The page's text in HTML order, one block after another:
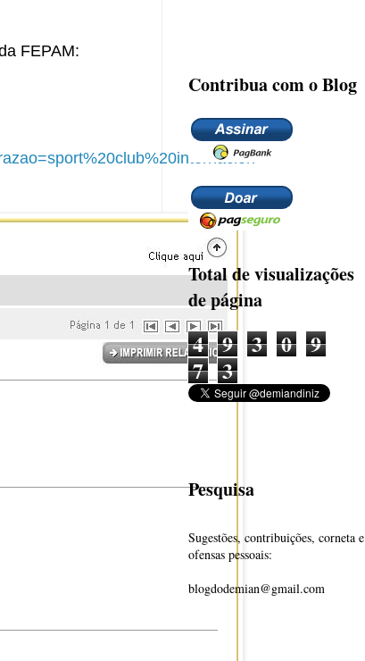
FEPAM:
Contribua com o Blog
Total de visualizações
de página
4 9 3 0 9
7 3
Pesquisa
Sugestões, contribuições, corneta e
ofensas pessoais:
blogdodemian@gmail.com